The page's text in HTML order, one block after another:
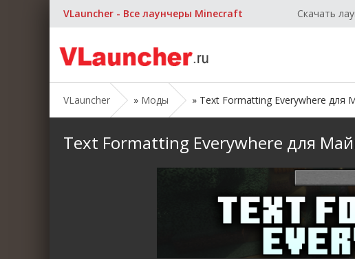
VLauncher - Все лаунчеры Minecraft Скачать
VLauncher » Моды » Text Formatting Everywhere для
Text Formatting Everywhere для